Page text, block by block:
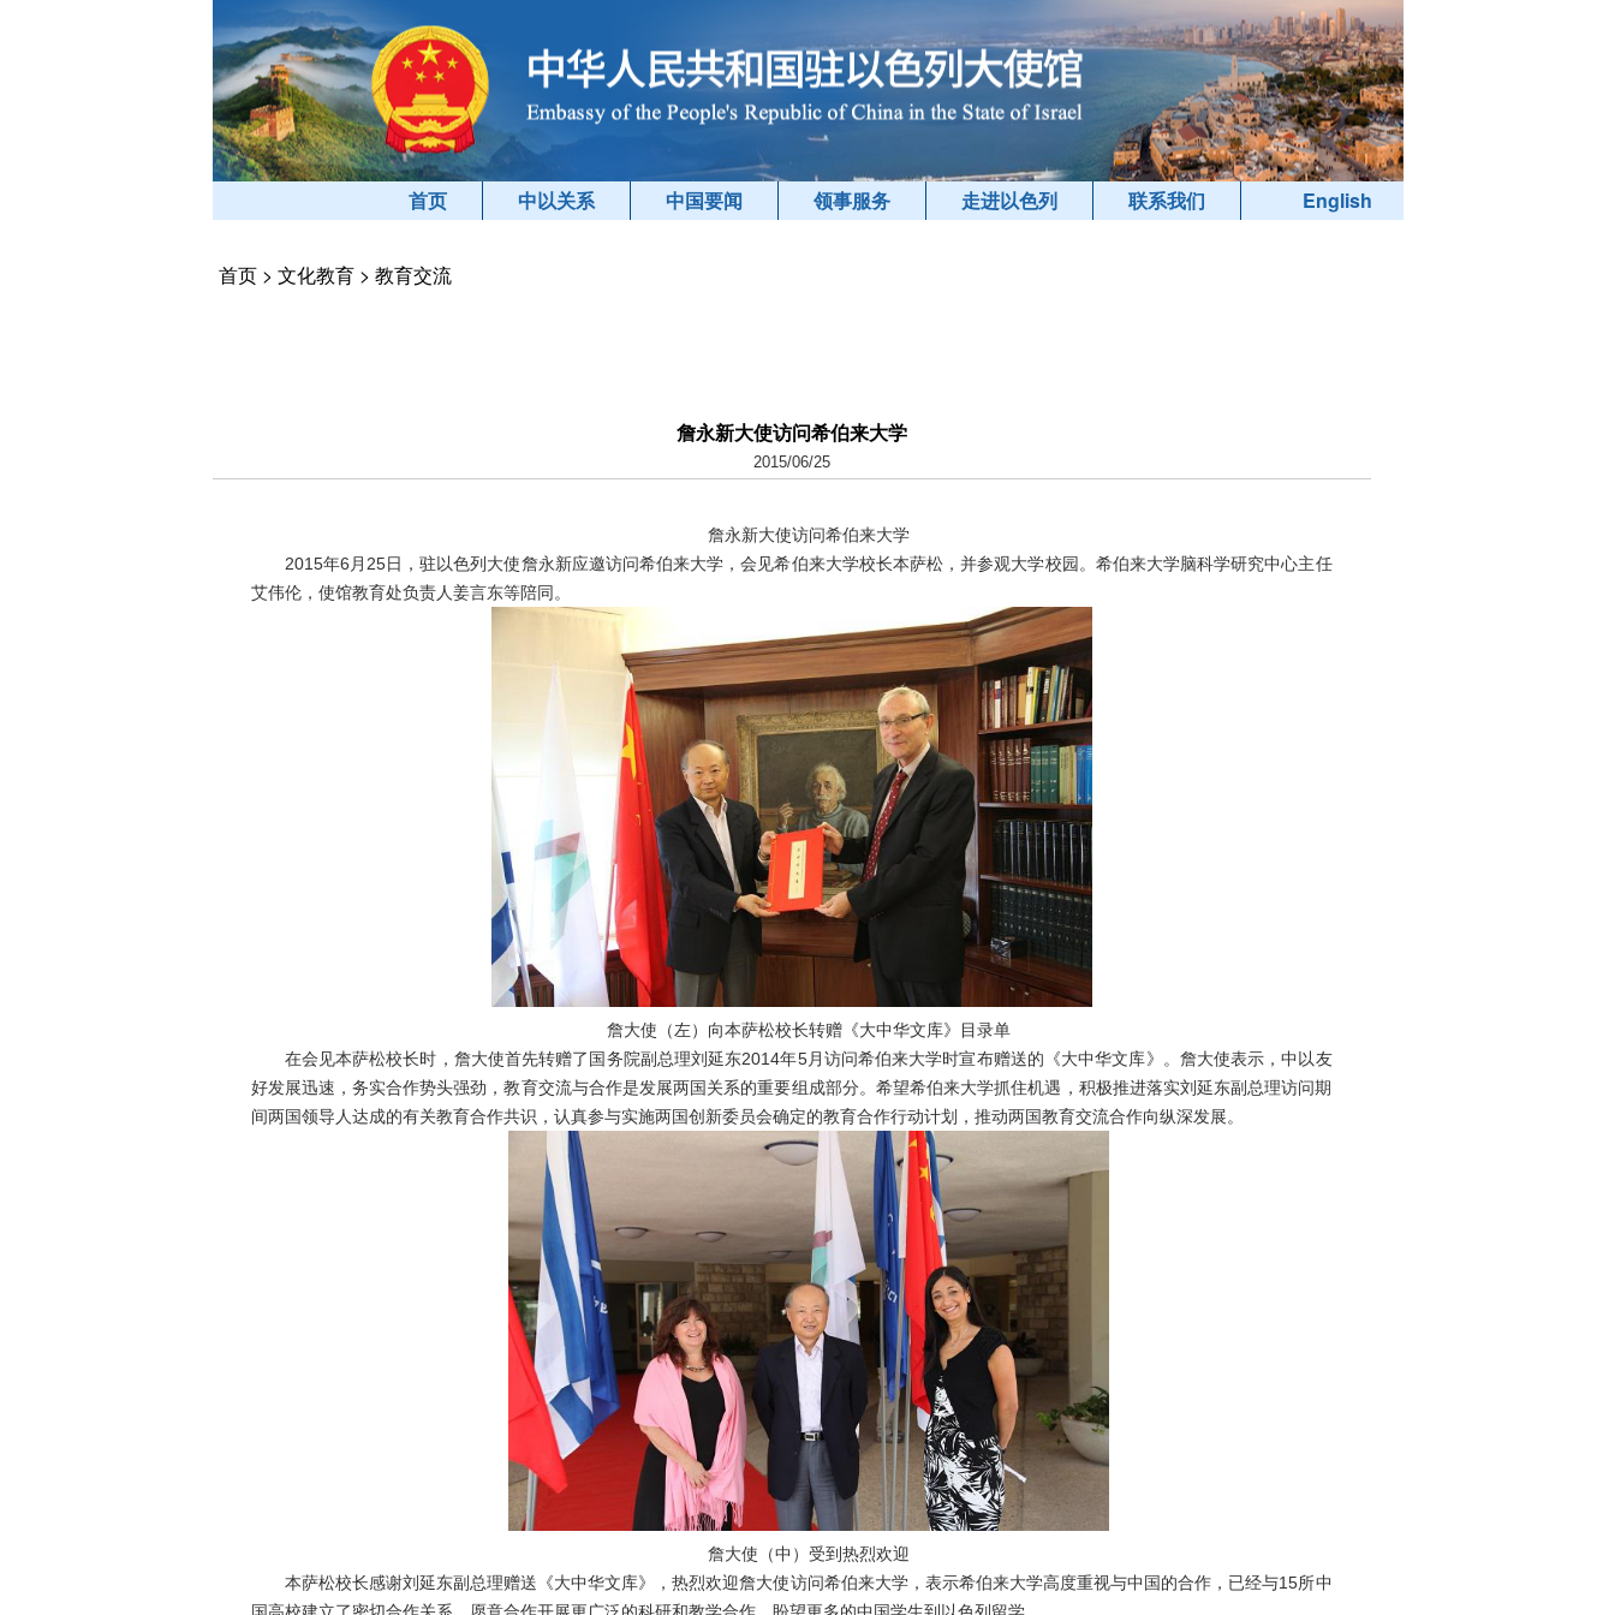
首页 中以关系 中国要闻 领事服务 走进以色列 联系我们 English
首页> 文化教育> 教育交流
詹永新大使访问希伯来大学
2015/06/25
詹永新大使访问希伯来大学
2015年6 月 25日，驻以色列大使詹永新应邀访问希伯来大学，会见希伯来大学校长本萨松，并参观大学校园。希伯来大学脑科学研究中心主任
艾伟伦，使馆教育处负责人姜言东等陪同。
詹大使（左）向本萨松校长转赠《大中华文库》目录单
在会见本萨松校长时，詹大使首先转赠了国务院副总理刘延东2014年5月访问希伯来大学时宣布赠送的《大中华文库》。詹大使表示，中以友
好发展迅速，务实合作势头强劲，教育交流与合作是发展两国关系的重要组成部分。希望希伯来大学抓住机遇，积极推进落实刘延东副总理访问期
间两国领导人达成的有关教育合作共识，认真参与实施两国创新委员会确定的教育合作行动计划，推动两国教育交流合作向纵深发展。
詹大使（中）受到热烈欢迎
本萨松校长感谢刘延东副总理赠送《大中华文库》，热烈欢迎詹大使访问希伯来大学，表示希伯来大学高度重视与中国的合作，已经与15所中